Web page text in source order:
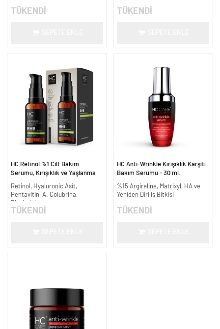
TÜKENDİ TÜKENDİ
HC Retinol %1 Cilt Bakım
Serumu, Kırışıklık ve Yaşlanma
Retinol, Hyaluronic Asit,
Pentavitin, A. Colubrina,
Bisabolol
TÜKENDİ
HC Anti-Wrinkle Kırışıklık Karşıtı
Bakım Serumu - 30 ml.
%15 Argireline, Matrixyl, HA ve
Yeniden Diriliş Bitkisi
TÜKENDİ